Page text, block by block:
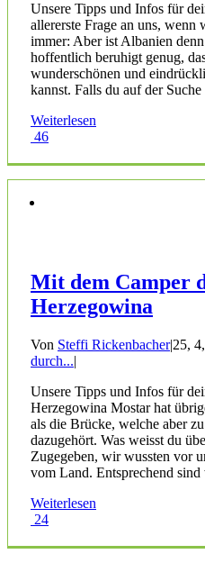
Unsere Tipps und Infos für
allererste Frage an uns,
immer: Aber ist Albanien
hoffentlich beruhigt genug,
wunderschönen und
kannst. Falls du auf der
Weiterlesen
46
Mit dem Camper
Herzegowina
Von Steffi Rickenbacher|25,
durch...|
Unsere Tipps und Infos für
Herzegowina Mostar hat
als die Brücke, welche aber
dazugehört. Was weisst du
Zugegeben, wir wussten vor
vom Land. Entsprechend
Weiterlesen
24